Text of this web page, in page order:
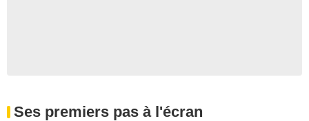
Ses premiers pas à l'écran